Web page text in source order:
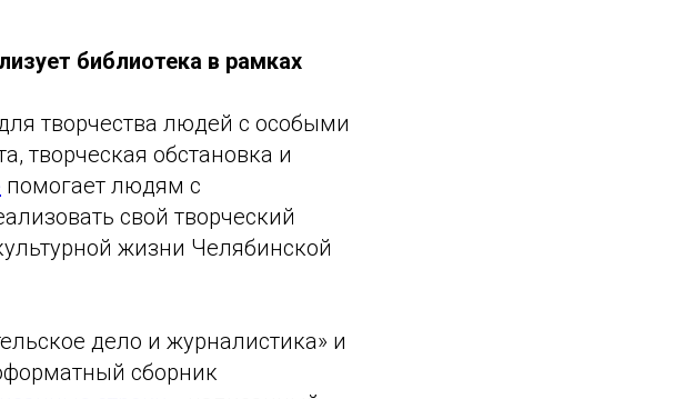
библиотека в рамках
творчества людей с особыми
творческая обстановка и
помогает людям с
свой творческий
жизни Челябинской
дело и журналистика» и
сборник